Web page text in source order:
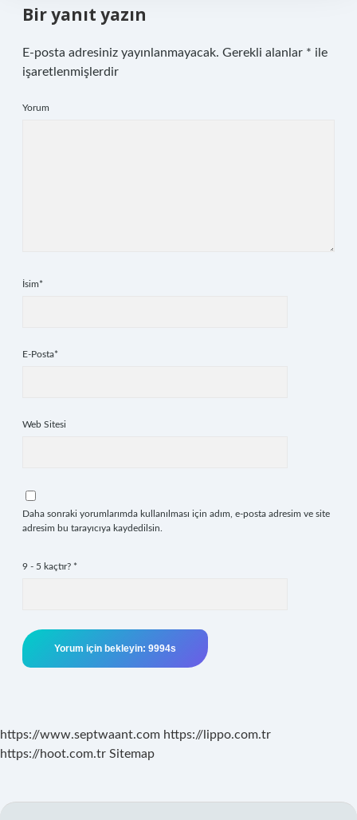
Bir yanıt yazın
E-posta adresiniz yayınlanmayacak. Gerekli alanlar * ile
işaretlenmişlerdir
Yorum
İsim*
E-Posta*
Web Sitesi
Daha sonraki yorumlarımda kullanılması için adım, e-posta adresim ve site
adresim bu tarayıcıya kaydedilsin.
9 - 5 kaçtır? *
https://www.septwaant.com https://lippo.com.tr
https://hoot.com.tr Sitemap